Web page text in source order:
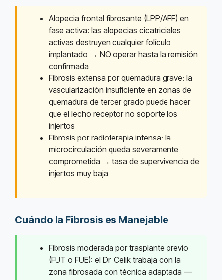
Alopecia frontal fibrosante (LPP/AFF) en
fase activa: las alopecias cicatriciales
activas destruyen cualquier folículo
implantado → NO operar hasta la remisión
confirmada
Fibrosis extensa por quemadura grave: la
vascularización insuficiente en zonas de
quemadura de tercer grado puede hacer
que el lecho receptor no soporte los
injertos
Fibrosis por radioterapia intensa: la
microcirculación queda severamente
comprometida → tasa de supervivencia de
injertos muy baja
Cuándo la Fibrosis es Manejable
Fibrosis moderada por trasplante previo
(FUT o FUE): el Dr. Celik trabaja con la
zona fibrosada con técnica adaptada —